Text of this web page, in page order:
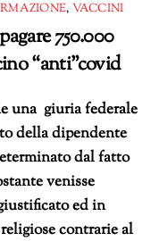
, VACCINI
750.000
“anti”covid
una giuria federale
della dipendente
dal fatto
venisse
ed in
contrarie al